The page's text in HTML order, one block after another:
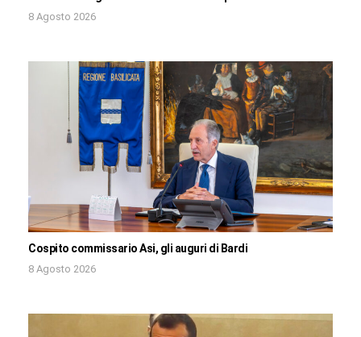
8 Agosto 2026
Cospito commissario Asi, gli auguri di Bardi
8 Agosto 2026